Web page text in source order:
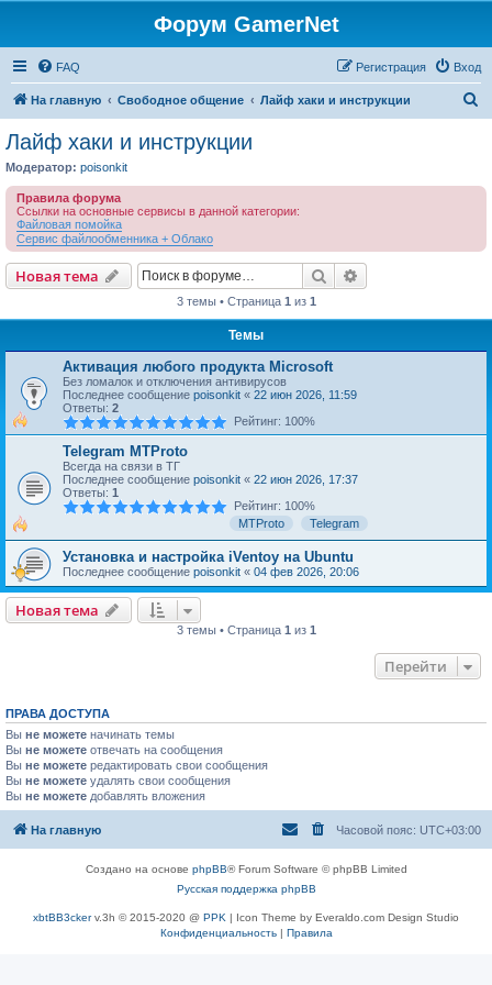
Форум GamerNet
FAQ Вход
Регистрация
На главную Свободное общение Лайф хаки и инструкции
Лайф хаки и инструкции
Модератор: poisonkit
Правила форума
Ссылки на основные сервисы в данной категории:
Файловая помойка
Сервис файлообменника + Облако
Новая тема Поиск
3 темы • Страница 1 из 1
Темы
Активация любого продукта Microsoft
Без ломалок и отключения антивирусов
Последнее сообщение poisonkit « 22 июн 2026, 11:59
Ответы: 2
Рейтинг: 100%
Telegram MTProto
Всегда на связи в ТГ
Последнее сообщение poisonkit « 22 июн 2026, 17:37
Ответы: 1
Рейтинг: 100%
MTProto
Telegram
Установка и настройка iVentoy на Ubuntu
Последнее сообщение poisonkit « 04 фев 2026, 20:06
Новая тема
3 темы • Страница 1 из 1
Перейти
ПРАВА ДОСТУПА
Вы не можете начинать темы
Вы не можете отвечать на сообщения
Вы не можете редактировать свои сообщения
Вы не можете удалять свои сообщения
Вы не можете добавлять вложения
На главную Часовой пояс: UTC+03:00
Создано на основе phpBB® Forum Software © phpBB Limited
Русская поддержка phpBB
xbtBB3ckerv.3h © 2015-2020 @ PPK | Icon Theme by Everaldo.com Design Studio
Конфиденциальность| Правила